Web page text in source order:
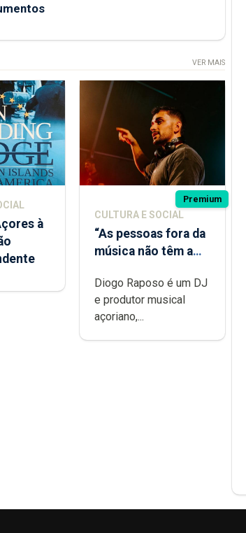
VER MAIS
à
Premium
CULTURA E SOCIAL
“As pessoas fora da
música não têm a
difícil é produzir
uma música”
Diogo Raposo é um DJ
e produtor musical
açoriano,...